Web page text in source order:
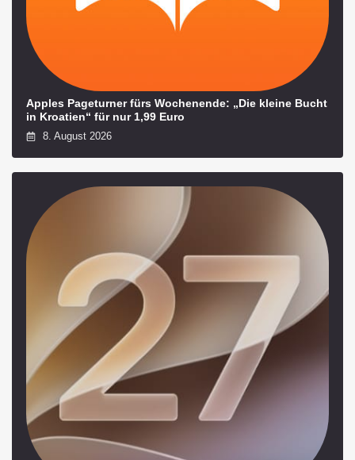
Apples Pageturner fürs Wochenende: „Die kleine Bucht
in Kroatien“ für nur 1,99 Euro
8. August 2026